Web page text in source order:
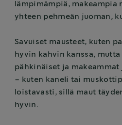
lämpimämpiä, makeampia
yhteen pehmeän juoman,
Savuiset mausteet, kuten
hyvin kahvin kanssa,
pähkinäiset ja makeammat
– kuten kaneli tai
loistavasti, sillä maut
hyvin.